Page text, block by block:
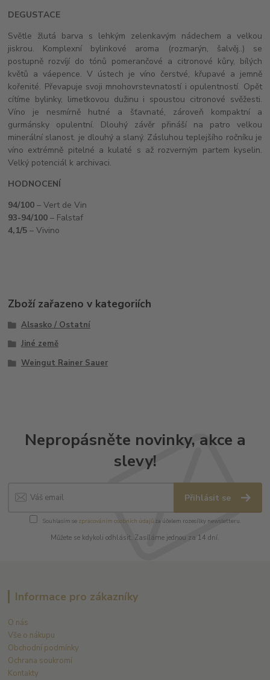
DEGUSTACE
Světle žlutá barva s lehkým zelenkavým nádechem a velkou
jiskrou. Komplexní bylinkové aroma (rozmarýn, šalvěj..) se
postupně rozvíjí do tónů pomerančové a citronové kůry, bílých
květů a váepence. V ústech je víno čerstvé, křupavé a jemně
kořenité. Převapuje svoji mnohovrstevnatostí i opulentností. Opět
cítíme bylinky, limetkovou dužinu i spoustou citronové svěžesti.
Víno je nesmírně hutné a šťavnaté, zároveň kompaktní a
gurmánsky opulentní. Dlouhý závěr přináší na patro velkou
minerální slanost. je dlouhý a slaný. Zásluhou teplejšího ročníku je
víno extrémně pitelné a kulaté s až rozverným partem kyselin.
Velký potenciál k archivaci.
HODNOCENÍ
94/100– Vert de Vin
93-94/100 – Falstaf
4,1/5 – Vivino
Zboží zařazeno v kategoriích
Alsasko / Ostatní
Jiné země
Weingut Rainer Sauer
Nepropásněte novinky, akce a
slevy!
Přihlásit se
Souhlasím se zpracováním osobních údajůza účelem rozesílky newsletteru.
Můžete se kdykoli odhlásit. Zasíláme jednou za 14 dní.
Informace pro zákazníky
O nás
Vše o nákupu
Obchodní podmínky
Ochrana soukromí
Kontakty